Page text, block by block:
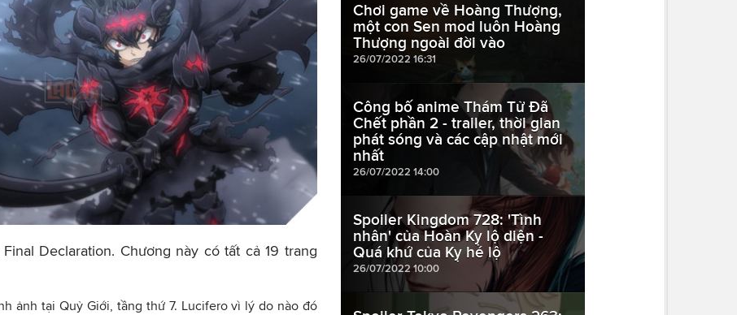
Declaration. Chương này có tất cả 19 trang
ảnh tại Quỷ Giới, tầng thứ 7. Lucifero vì lý do nào đó
Chơi game về Hoàng Thượng,
một con Sen mod luôn Hoàng
Thượng ngoài đời vào
26/07/2022 16:31
Công bố anime Thám Tử Đã
Chết phần 2 - trailer, thời gian
phát sóng và các cập nhật mới
nhất
26/07/2022 14:00
Spoiler Kingdom 728: 'Tình
nhân' của Hoàn Kỵ lộ diện -
Quá khứ của Kỵ hé lộ
26/07/2022 10:00